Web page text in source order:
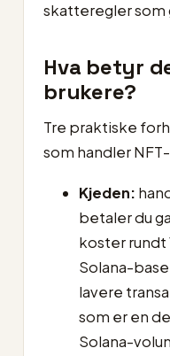
skatteregler som
Hva betyr
brukere?
Tre praktiske
som handler
Kjeden:
betaler du
koster rundt
Solana-
lavere
som er en
Solana-